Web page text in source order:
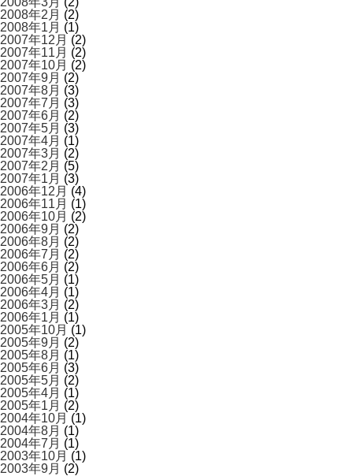
2008年2月 (2)
2008年1月 (1)
2007年12月 (2)
2007年11月 (2)
2007年10月 (2)
2007年9月 (2)
2007年8月 (3)
2007年7月 (3)
2007年6月 (2)
2007年5月 (3)
2007年4月 (1)
2007年3月 (2)
2007年2月 (5)
2007年1月 (3)
2006年12月 (4)
2006年11月 (1)
2006年10月 (2)
2006年9月 (2)
2006年8月 (2)
2006年7月 (2)
2006年6月 (2)
2006年5月 (1)
2006年4月 (1)
2006年3月 (2)
2006年1月 (1)
2005年10月 (1)
2005年9月 (2)
2005年8月 (1)
2005年6月 (3)
2005年5月 (2)
2005年4月 (1)
2005年1月 (2)
2004年10月 (1)
2004年8月 (1)
2004年7月 (1)
2003年10月 (1)
2003年9月 (2)